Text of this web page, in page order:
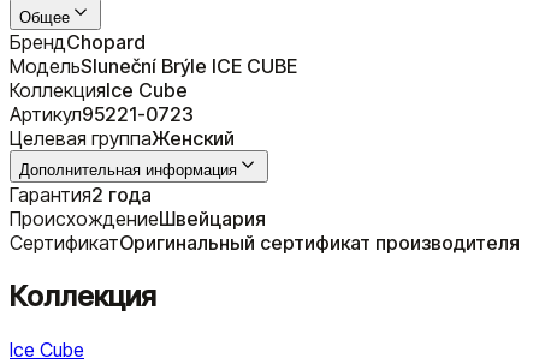
Общее
БрендChopard
МодельSluneční Brýle ICE CUBE
КоллекцияIce Cube
Артикул95221-0723
Целевая группаЖенский
Дополнительная информация
Гарантия2 года
ПроисхождениеШвейцария
СертификатОригинальный сертификат производителя
Коллекция
Ice Cube